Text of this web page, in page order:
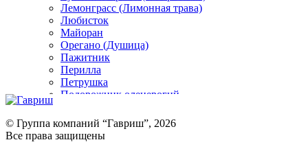
Лемонграсс (Лимонная трава)
Любисток
Майоран
Орегано (Душица)
Пажитник
Перилла
Петрушка
Подорожник оленерогий
Ревень
Рукола
Рута
© Группа компаний “Гавриш”, 2026
Все права защищены